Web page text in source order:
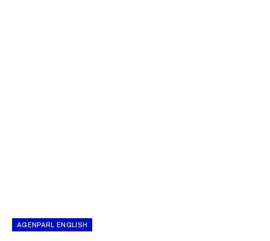
AGENPARL ENGLISH